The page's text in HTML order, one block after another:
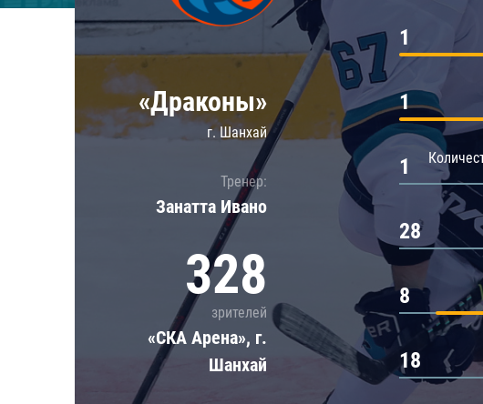
Локомотив
Шанхайские Драконы
«Драконы»
г. Шанхай
Тренер:
Занатта Иванo
328
зрителей
«СКА Арена», г.
Шанхай
1
1
1
28
8
18